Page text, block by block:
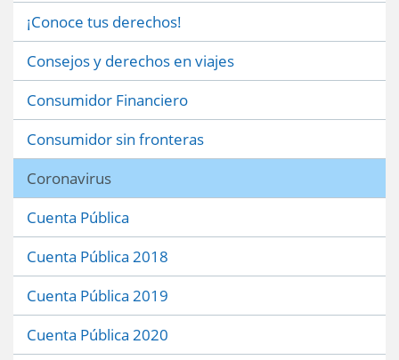
¡Conoce tus derechos!
Consejos y derechos en viajes
Consumidor Financiero
Consumidor sin fronteras
Coronavirus
Cuenta Pública
Cuenta Pública 2018
Cuenta Pública 2019
Cuenta Pública 2020